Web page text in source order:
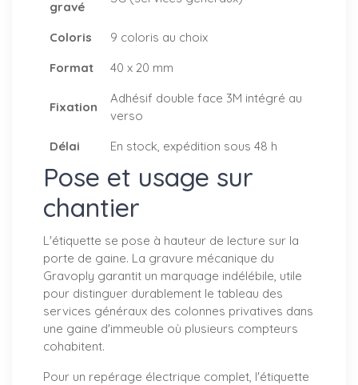
gravé
Coloris
9 coloris au choix
Format
40 x 20 mm
Fixation
Adhésif double face 3M intégré au
verso
Délai
En stock, expédition sous 48 h
Pose et usage sur
chantier
L'étiquette se pose à hauteur de lecture sur la
porte de gaine. La gravure mécanique du
Gravoply garantit un marquage indélébile, utile
pour distinguer durablement le tableau des
services généraux des colonnes privatives dans
une gaine d'immeuble où plusieurs compteurs
cohabitent.
Pour un repérage électrique complet, l'étiquette